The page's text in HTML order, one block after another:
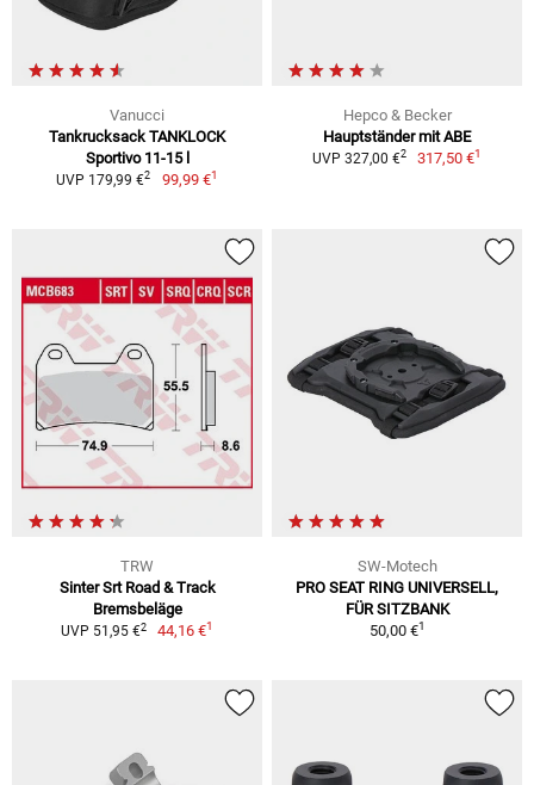
Vanucci
Tankrucksack TANKLOCK
Sportivo 11-15 l
UVP 179,99 €2 99,99 €1
Hepco & Becker
Hauptständer mit ABE
UVP 327,00 €2 317,50 €1
TRW
Sinter Srt Road & Track
Bremsbeläge
UVP 51,95 €2 44,16 €1
SW-Motech
PRO SEAT RING UNIVERSELL,
FÜR SITZBANK
50,00 €1